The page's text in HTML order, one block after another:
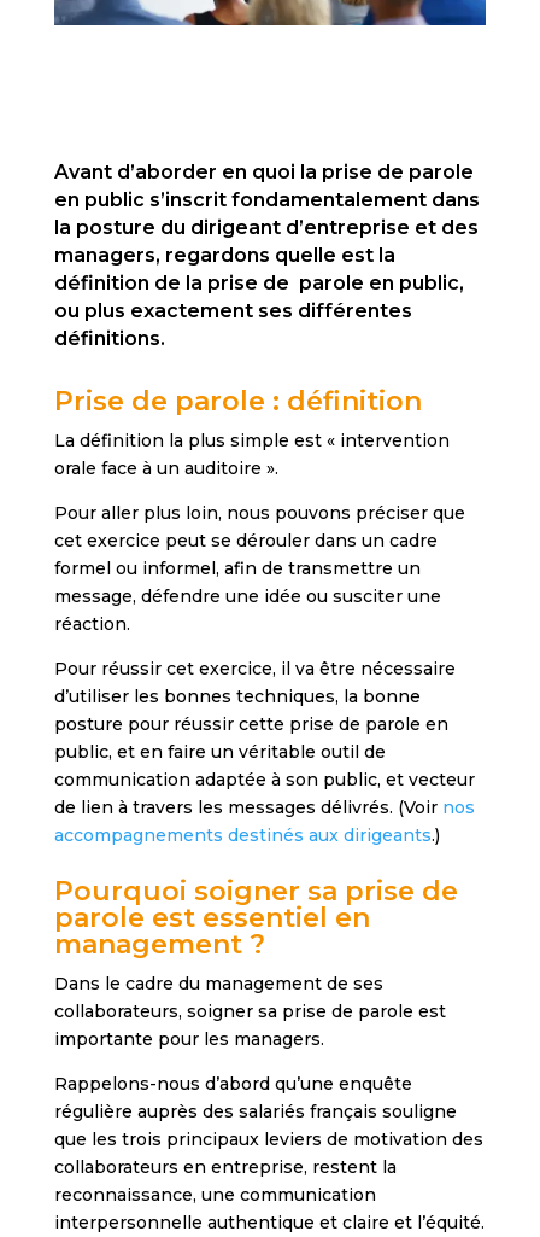
Avant d’aborder en quoi la prise de parole
en public s’inscrit fondamentalement dans
la posture du dirigeant d’entreprise et des
managers, regardons quelle est la
définition de la prise de parole en public,
ou plus exactement ses différentes
définitions.
Prise de parole : définition
La définition la plus simple est « intervention
orale face à un auditoire ».
Pour aller plus loin, nous pouvons préciser que
cet exercice peut se dérouler dans un cadre
formel ou informel, afin de transmettre un
message, défendre une idée ou susciter une
réaction.
Pour réussir cet exercice, il va être nécessaire
d’utiliser les bonnes techniques, la bonne
posture pour réussir cette prise de parole en
public, et en faire un véritable outil de
communication adaptée à son public, et vecteur
de lien à travers les messages délivrés. (Voir nos
accompagnements destinés aux dirigeants.)
Pourquoi soigner sa prise de
parole est essentiel en
management ?
Dans le cadre du management de ses
collaborateurs, soigner sa prise de parole est
importante pour les managers.
Rappelons-nous d’abord qu’une enquête
régulière auprès des salariés français souligne
que les trois principaux leviers de motivation des
collaborateurs en entreprise, restent la
reconnaissance, une communication
interpersonnelle authentique et claire et l’équité.